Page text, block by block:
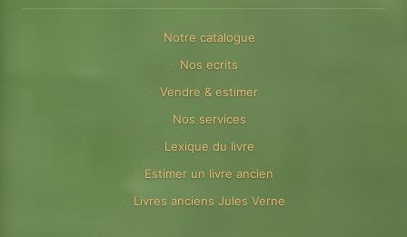
Notre catalogue
Nos ecrits
Vendre & estimer
Nos services
Lexique du livre
Estimer un livre ancien
Livres anciens Jules Verne